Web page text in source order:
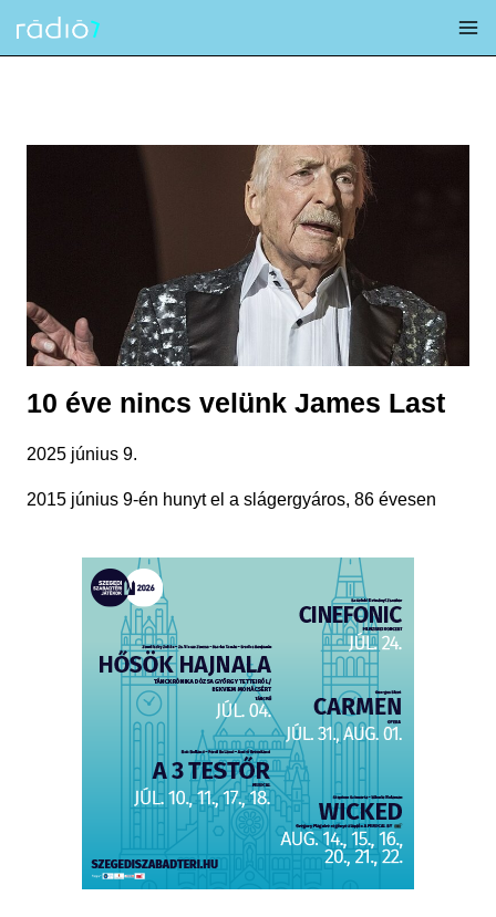
10 éve nincs velünk James Last
2025 június 9.
2015 június 9-én hunyt el a slágergyáros, 86 évesen